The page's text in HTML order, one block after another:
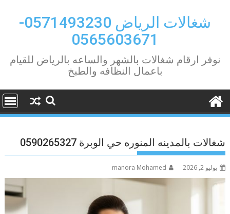
content
شغالات الرياض 0571493230-
0565603671
نوفر ارقام شغالات بالشهر والساعه بالرياض للقيام
باعمال النظافه والطبخ
شغالات بالمدينه المنوره حي الوبرة 0590265327
يوليو 2, 2026 manora Mohamed